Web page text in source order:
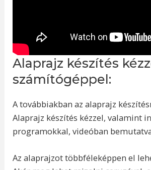
Alaprajz készítés
számítógéppel:
A továbbiakban az alaprajz
Alaprajz készítés kézzel, valamint
programokkal, videóban
Az alaprajzot többféleképpen el